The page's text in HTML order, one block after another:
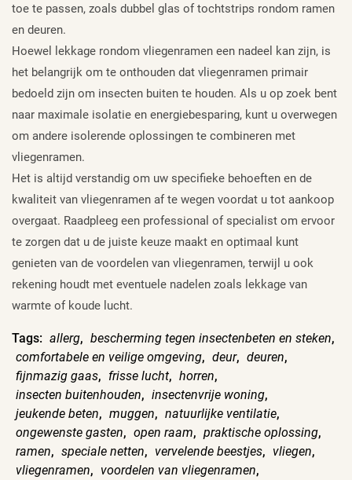
toe te passen, zoals dubbel glas of tochtstrips rondom ramen
en deuren.
Hoewel lekkage rondom vliegenramen een nadeel kan zijn, is
het belangrijk om te onthouden dat vliegenramen primair
bedoeld zijn om insecten buiten te houden. Als u op zoek bent
naar maximale isolatie en energiebesparing, kunt u overwegen
om andere isolerende oplossingen te combineren met
vliegenramen.
Het is altijd verstandig om uw specifieke behoeften en de
kwaliteit van vliegenramen af te wegen voordat u tot aankoop
overgaat. Raadpleeg een professional of specialist om ervoor
te zorgen dat u de juiste keuze maakt en optimaal kunt
genieten van de voordelen van vliegenramen, terwijl u ook
rekening houdt met eventuele nadelen zoals lekkage van
warmte of koude lucht.
Tags: allerg, bescherming tegen insectenbeten en steken,
comfortabele en veilige omgeving, deur, deuren,
fijnmazig gaas, frisse lucht, horren,
insecten buitenhouden, insectenvrije woning,
jeukende beten, muggen, natuurlijke ventilatie,
ongewenste gasten, open raam, praktische oplossing,
ramen, speciale netten, vervelende beestjes, vliegen,
vliegenramen, voordelen van vliegenramen,